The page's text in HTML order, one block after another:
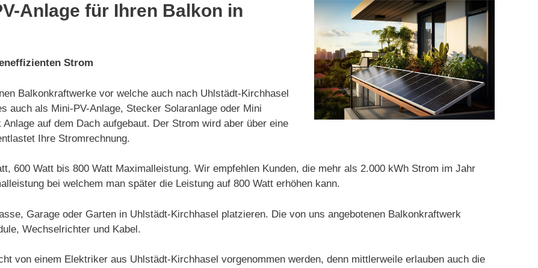
Anlage für Ihren Balkon in
Strom
Balkonkraftwerke vor welche auch nach Uhlstädt-Kirchhasel
auch als Mini-PV-Anlage, Stecker Solaranlage oder Mini
auf dem Dach aufgebaut. Der Strom wird aber über eine
Ihre Stromrechnung.
600 Watt bis 800 Watt Maximalleistung. Wir empfehlen Kunden, die mehr als 2.000 kWh Strom im Jahr
bei welchem man später die Leistung auf 800 Watt erhöhen kann.
Garage oder Garten in Uhlstädt-Kirchhasel platzieren. Die von uns angebotenen Balkonkraftwerk
Wechselrichter und Kabel.
von einem Elektriker aus Uhlstädt-Kirchhasel vorgenommen werden, denn mittlerweile erlauben auch die